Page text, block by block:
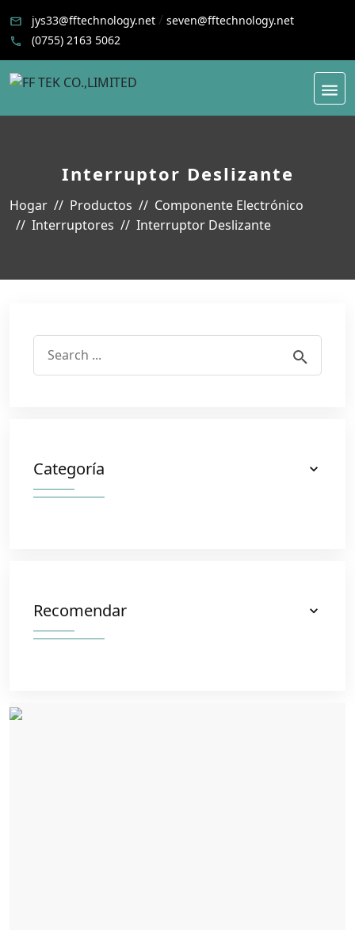
jys33@fftechnology.net / seven@fftechnology.net
(0755) 2163 5062
Interruptor Deslizante
Hogar Productos
Componente Electrónico
Interruptores
Interruptor Deslizante
Categoría
Recomendar